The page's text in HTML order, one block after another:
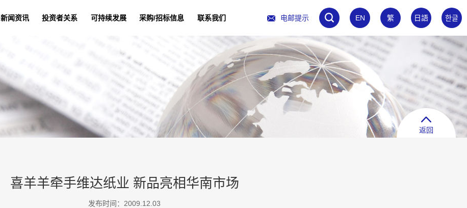
新闻资讯 投资者关系 可持续发展 采购/招标信息 联系我们 电邮提示 EN 繁 日語 한글
返回
喜羊羊牵手维达纸业 新品亮相华南市场
发布时间：2009.12.03